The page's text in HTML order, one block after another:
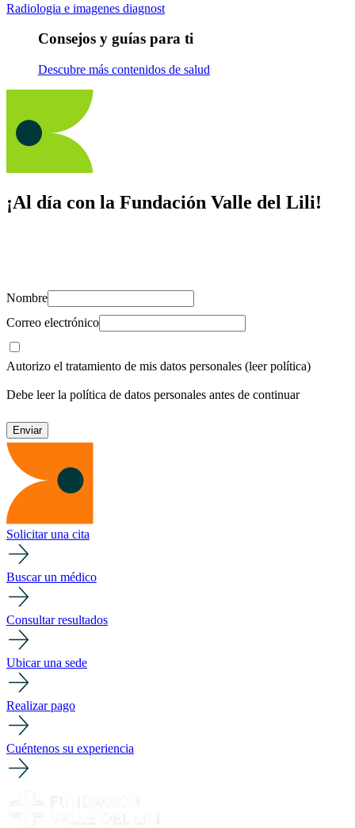
Radiologia e imagenes diagnost
Consejos y guías para ti
Descubre más contenidos de salud
¡Al día con la Fundación Valle del Lili!
Nombre
Correo electrónico
Autorizo el tratamiento de mis datos personales (leer política)
Debe leer la política de datos personales antes de continuar
Solicitar una cita
Buscar un médico
Consultar resultados
Ubicar una sede
Realizar pago
Cuéntenos su experiencia